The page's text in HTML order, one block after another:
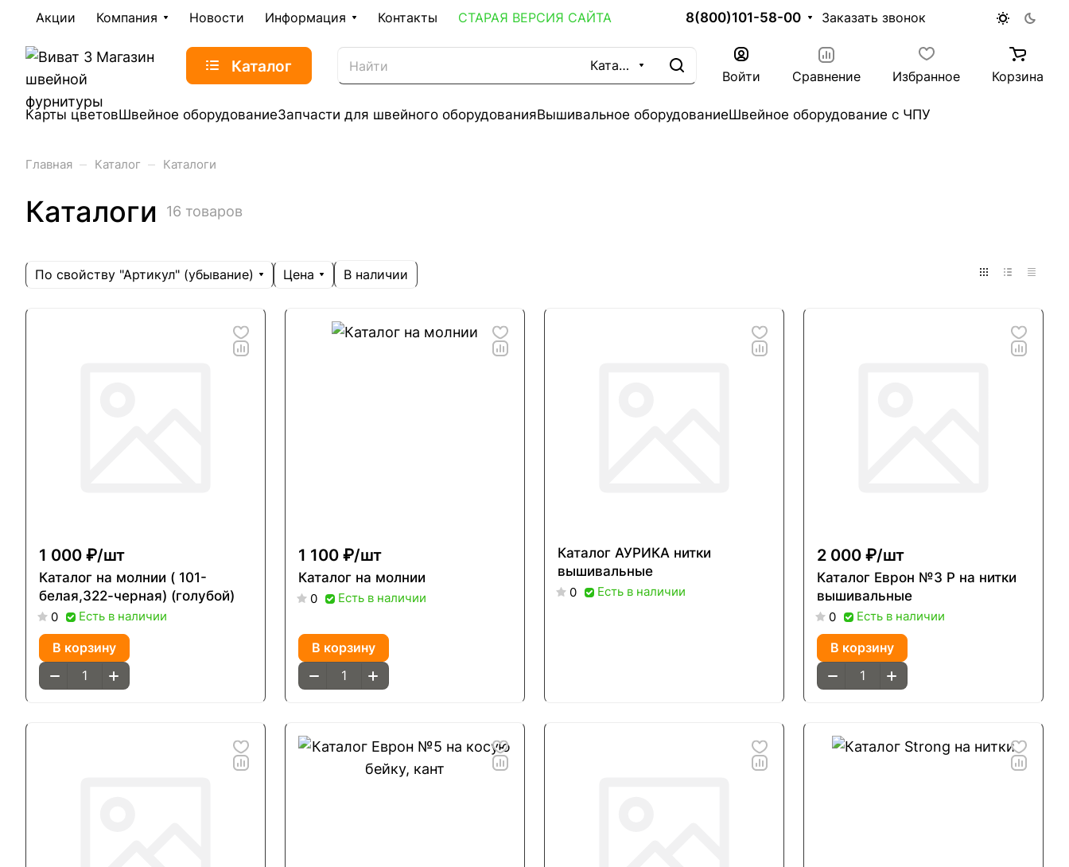
Акции Компания Новости Информация Контакты СТАРАЯ ВЕРСИЯ САЙТА 8(800)101-58-00 Заказать звонок
Каталог Каталог
Войти Сравнение Избранное Корзина
Карты цветовШвейное оборудованиеЗапчасти для швейного оборудованияВышивальное оборудованиеШвейное оборудование с ЧПУ
Главная – Каталог – Каталоги
Каталоги 16 товаров
По свойству "Артикул" (убывание) Цена В наличии
1 000 ₽/шт
Каталог на молнии ( 101-
белая,322-черная) (голубой)
0 Есть в наличии
В корзину
1 100 ₽/шт
Каталог на молнии
0 Есть в наличии
В корзину
Каталог АУРИКА нитки
вышивальные
0 Есть в наличии
2 000 ₽/шт
Каталог Еврон №3 P на нитки
вышивальные
0 Есть в наличии
В корзину